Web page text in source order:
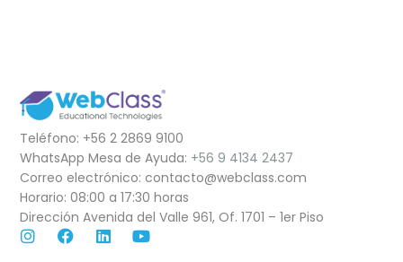
Teléfono: +56 2 2869 9100
WhatsApp Mesa de Ayuda: +56 9 4134 2437
Correo electrónico: contacto@webclass.com
Horario: 08:00 a 17:30 horas
Dirección Avenida del Valle 961, Of. 1701 – 1er Piso